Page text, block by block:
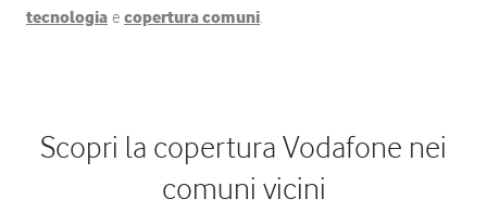
tecnologia e copertura comuni.
Scopri la copertura Vodafone nei
comuni vicini